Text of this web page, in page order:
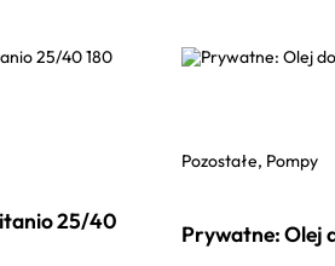
25/40
Pozostałe, Pompy
Prywatne: Olej